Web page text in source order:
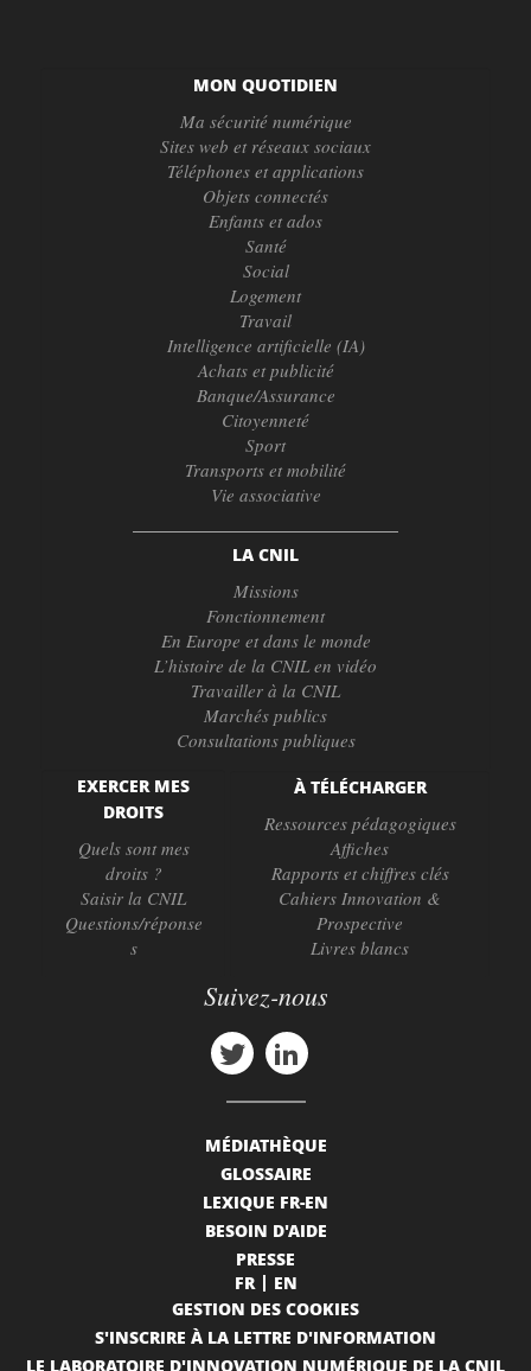
MON QUOTIDIEN
Ma sécurité numérique
Sites web et réseaux sociaux
Téléphones et applications
Objets connectés
Enfants et ados
Santé
Social
Logement
Travail
Intelligence artificielle (IA)
Achats et publicité
Banque/Assurance
Citoyenneté
Sport
Transports et mobilité
Vie associative
LA CNIL
Missions
Fonctionnement
En Europe et dans le monde
L’histoire de la CNIL en vidéo
Travailler à la CNIL
Marchés publics
Consultations publiques
EXERCER MES
DROITS
Quels sont mes
droits ?
Saisir la CNIL
Questions/réponse
s
À TÉLÉCHARGER
Ressources pédagogiques
Affiches
Rapports et chiffres clés
Cahiers Innovation &
Prospective
Livres blancs
Suivez-nous
MÉDIATHÈQUE
GLOSSAIRE
LEXIQUE FR-EN
BESOIN D'AIDE
PRESSE
FR
EN
GESTION DES COOKIES
S'INSCRIRE À LA LETTRE D'INFORMATION
LE LABORATOIRE D'INNOVATION NUMÉRIQUE DE LA CNIL